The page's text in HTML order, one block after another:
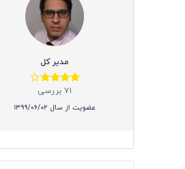
مدیر کل
۷۱ بررسی
عضویت از سال ۱۳۹۹/۰۶/۰۲